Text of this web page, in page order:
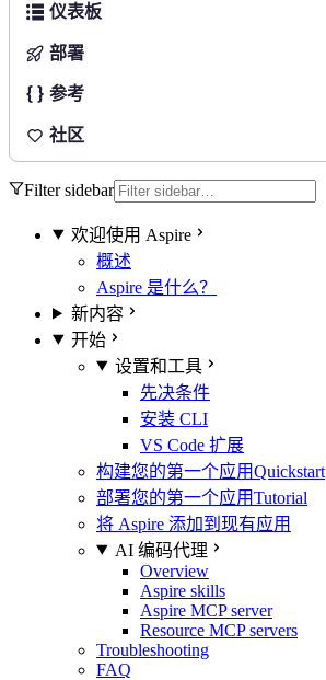
仪表板
部署
参考
社区
Filter sidebar
欢迎使用 Aspire
概述
Aspire 是什么？
新内容
开始
设置和工具
先决条件
安装 CLI
VS Code 扩展
构建您的第一个应用Quickstart
部署您的第一个应用Tutorial
将 Aspire 添加到现有应用
AI 编码代理
Overview
Aspire skills
Aspire MCP server
Resource MCP servers
Troubleshooting
FAQ